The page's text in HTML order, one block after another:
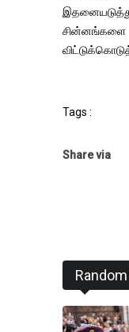
Tags :
Share via